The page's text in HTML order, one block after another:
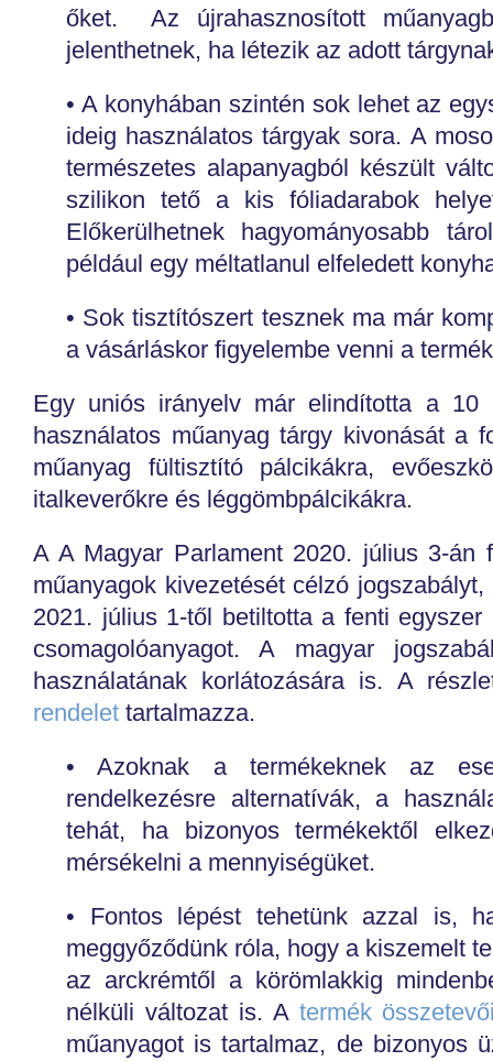
őket. Az újrahasznosított
jelenthetnek, ha létezik az adott
• A konyhában szintén sok lehet az
ideig használatos tárgyak sora. A
természetes alapanyagból készült
szilikon tető a kis fóliadarabok
Előkerülhetnek hagyományosabb
például egy méltatlanul elfeledett
• Sok tisztítószert tesznek ma már
a vásárláskor figyelembe venni a
Egy uniós irányelv már elindította a 10
használatos műanyag tárgy kivonását a
műanyag fültisztító pálcikákra,
italkeverőkre és léggömbpálcikákra.
A A Magyar Parlament 2020. július 3-án
műanyagok kivezetését célzó
2021. július 1-től betiltotta a fenti
csomagolóanyagot. A magyar
használatának korlátozására is. A
rendelet tartalmazza.
• Azoknak a termékeknek az
rendelkezésre alternatívák, a
tehát, ha bizonyos termékektől
mérsékelni a mennyiségüket.
• Fontos lépést tehetünk azzal is,
meggyőződünk róla, hogy a kiszemelt
az arckrémtől a körömlakkig
nélküli változat is. A termék
műanyagot is tartalmaz, de bizonyos